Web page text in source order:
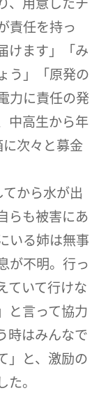
責任を持っ
けます」「み
う」「原発の
力に責任の発
中高生から年
次々と募金
から水が出
らも被害にあ
いる姉は無事
が不明。行っ
ていて行けな
と言って協力
時はみんなで
」と、激励の
。